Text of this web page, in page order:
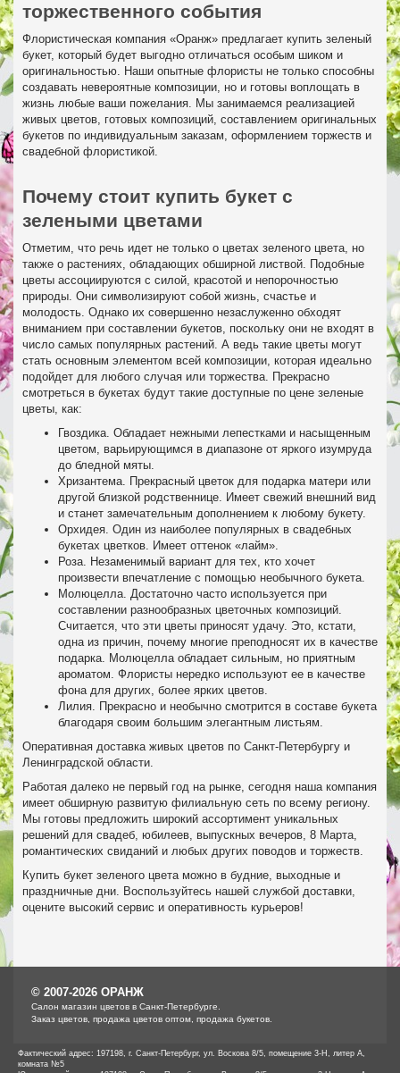
торжественного события
Флористическая компания «Оранж» предлагает купить зеленый
букет, который будет выгодно отличаться особым шиком и
оригинальностью. Наши опытные флористы не только способны
создавать невероятные композиции, но и готовы воплощать в
жизнь любые ваши пожелания. Мы занимаемся реализацией
живых цветов, готовых композиций, составлением оригинальных
букетов по индивидуальным заказам, оформлением торжеств и
свадебной флористикой.
Почему стоит купить букет с
зелеными цветами
Отметим, что речь идет не только о цветах зеленого цвета, но
также о растениях, обладающих обширной листвой. Подобные
цветы ассоциируются с силой, красотой и непорочностью
природы. Они символизируют собой жизнь, счастье и
молодость. Однако их совершенно незаслуженно обходят
вниманием при составлении букетов, поскольку они не входят в
число самых популярных растений. А ведь такие цветы могут
стать основным элементом всей композиции, которая идеально
подойдет для любого случая или торжества. Прекрасно
смотреться в букетах будут такие доступные по цене зеленые
цветы, как:
Гвоздика. Обладает нежными лепестками и насыщенным
цветом, варьирующимся в диапазоне от яркого изумруда
до бледной мяты.
Хризантема. Прекрасный цветок для подарка матери или
другой близкой родственнице. Имеет свежий внешний вид
и станет замечательным дополнением к любому букету.
Орхидея. Один из наиболее популярных в свадебных
букетах цветков. Имеет оттенок «лайм».
Роза. Незаменимый вариант для тех, кто хочет
произвести впечатление с помощью необычного букета.
Молюцелла. Достаточно часто используется при
составлении разнообразных цветочных композиций.
Считается, что эти цветы приносят удачу. Это, кстати,
одна из причин, почему многие преподносят их в качестве
подарка. Молюцелла обладает сильным, но приятным
ароматом. Флористы нередко используют ее в качестве
фона для других, более ярких цветов.
Лилия. Прекрасно и необычно смотрится в составе букета
благодаря своим большим элегантным листьям.
Оперативная доставка живых цветов по Санкт-Петербургу и
Ленинградской области.
Работая далеко не первый год на рынке, сегодня наша компания
имеет обширную развитую филиальную сеть по всему региону.
Мы готовы предложить широкий ассортимент уникальных
решений для свадеб, юбилеев, выпускных вечеров, 8 Марта,
романтических свиданий и любых других поводов и торжеств.
Купить букет зеленого цвета можно в будние, выходные и
праздничные дни. Воспользуйтесь нашей службой доставки,
оцените высокий сервис и оперативность курьеров!
© 2007-2026 ОРАНЖ
Cалон магазин цветов в Санкт-Петербурге.
Заказ цветов, продажа цветов оптом, продажа букетов.
Фактический адрес: 197198, г. Санкт-Петербург, ул. Воскова 8/5, помещение 3-Н, литер А,
комната №5